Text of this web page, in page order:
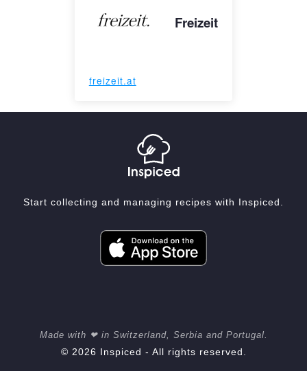
Freizeit
freizeit.at
Start collecting and managing recipes with Inspiced.
Made with ❤ in Switzerland, Serbia and Portugal.
© 2026 Inspiced - All rights reserved.